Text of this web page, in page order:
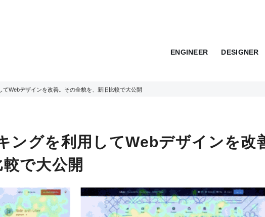
ENGINEER DESIGNER
てWebデザインを改善。その全貌を、新旧比較で大公開
ングを利用してWebデザインを改
で大公開